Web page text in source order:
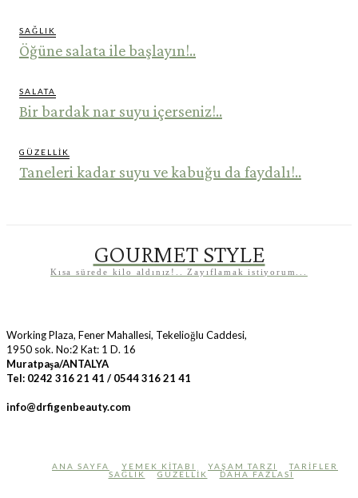
SAĞLIK
Öğüne salata ile başlayın!..
SALATA
Bir bardak nar suyu içerseniz!..
GÜZELLIK
Taneleri kadar suyu ve kabuğu da faydalı!..
GOURMET STYLE
Kısa sürede kilo aldınız!.. Zayıflamak istiyorum...
Working Plaza, Fener Mahallesi, Tekelioğlu Caddesi,
1950 sok. No:2 Kat: 1 D. 16
Muratpaşa/ANTALYA
Tel: 0242 316 21 41 / 0544 316 21 41
info@drfigenbeauty.com
ANA SAYFA YEMEK KITABI YAŞAM TARZI
TARIFLER
SAĞLIK
GÜZELLIK DAHA FAZLASI